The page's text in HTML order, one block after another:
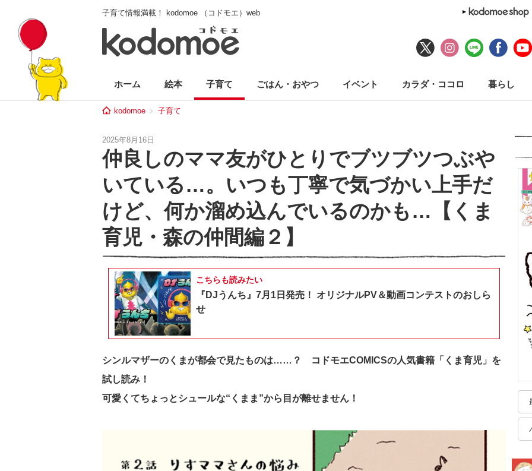
子育て情報満載！ kodomoe （コドモエ）web
ホーム 絵本 子育て ごはん・おやつ イベント カラダ・ココロ 暮らし
kodomoe 子育て
2025年8月16日
仲良しのママ友がひとりでブツブツつぶや
いている…。いつも丁寧で気づかい上手だ
けど、何か溜め込んでいるのかも…【くま
育児・森の仲間編２】
こちらも読みたい
『DJうんち』7月1日発売！ オリジナルPV＆動画コンテストのおしら
せ
シンルマザーのくまが都会で見たものは……？ コドモエCOMICSの人気書籍「くま育児」を
試し読み！
可愛くてちょっとシュールな“くまま”から目が離せません！